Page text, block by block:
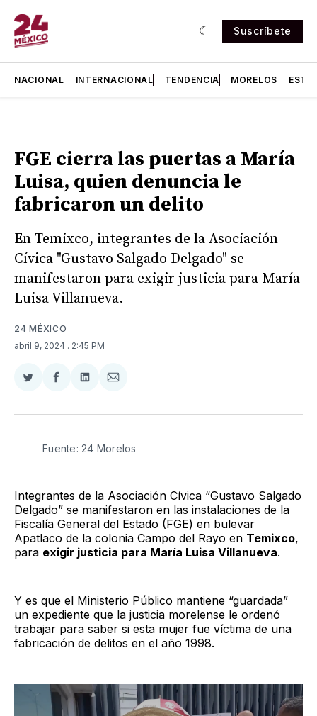
Suscríbete
NACIONAL INTERNACIONAL TENDENCIA MORELOS
FGE cierra las puertas a María
Luisa, quien denuncia le
fabricaron un delito
En Temixco, integrantes de la Asociación
Cívica "Gustavo Salgado Delgado" se
manifestaron para exigir justicia para María
Luisa Villanueva.
24 MÉXICO
abril 9, 2024 . 2:45 PM
Compartir
Twitter
Compartir
Facebook
Compartir
LinkedIn
Compartir
Email
Fuente: 24 Morelos
Integrantes de la Asociación Cívica “Gustavo Salgado
Delgado” se manifestaron en las instalaciones de la
Fiscalía General del Estado (FGE) en bulevar
Apatlaco de la colonia Campo del Rayo en Temixco,
para exigir justicia para María Luisa Villanueva.
Y es que el Ministerio Público mantiene “guardada”
un expediente que la justicia morelense le ordenó
trabajar para saber si esta mujer fue víctima de una
fabricación de delitos en el año 1998.